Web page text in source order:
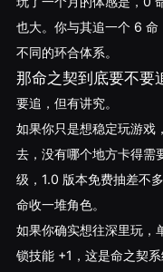
也大。你与其追一个 6
不同的环合体系。
那命之契到底要不要
要追，但有讲究。
如果你只是想稳定玩游戏
去，没有哪个地方卡得需
级，1.0 版本免费抽差不
命收一堆角色。
如果你确实想往深里玩，
锁技能 +1，这是命之契系